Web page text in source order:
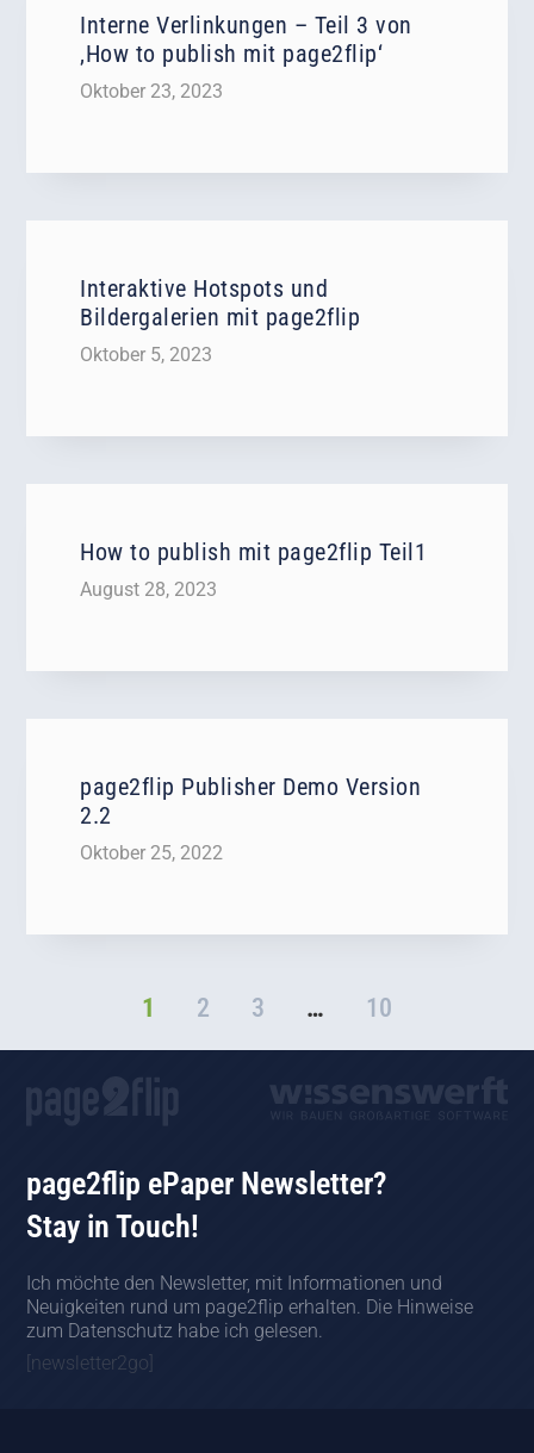
Interne Verlinkungen – Teil 3 von
‚How to publish mit page2flip‘
Oktober 23, 2023
Interaktive Hotspots und
Bildergalerien mit page2flip
Oktober 5, 2023
How to publish mit page2flip Teil1
August 28, 2023
page2flip Publisher Demo Version
2.2
Oktober 25, 2022
1 2 3 … 10
page2flip ePaper Newsletter?
Stay in Touch!
Ich möchte den Newsletter, mit Informationen und
Neuigkeiten rund um page2flip erhalten. Die Hinweise
zum Datenschutz habe ich gelesen.
[newsletter2go]